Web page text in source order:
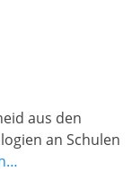
aus den
an Schulen